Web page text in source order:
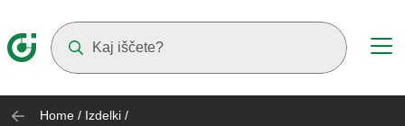
Home / Izdelki /